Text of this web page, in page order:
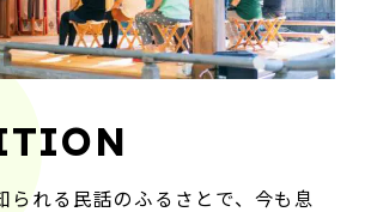
られる民話のふるさとで、今も息